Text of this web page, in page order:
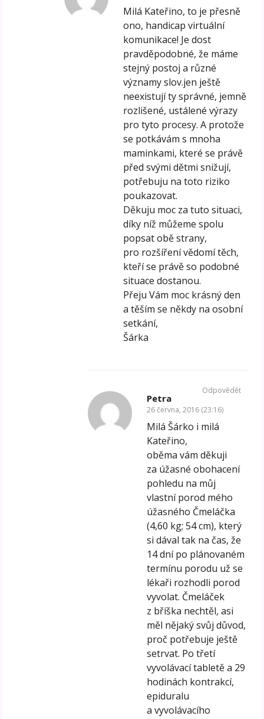
Milá Kateřino, to je přesně
ono, handicap virtuální
komunikace! Je dost
pravděpodobné, že máme
stejný postoj a různé
významy slov.jen ještě
neexistují ty správné, jemně
rozlišené, ustálené výrazy
pro tyto procesy. A protože
se potkávám s mnoha
maminkami, které se právě
před svými dětmi snižují,
potřebuju na toto riziko
poukazovat.
Děkuju moc za tuto situaci,
díky níž můžeme spolu
popsat obě strany,
pro rozšíření vědomí těch,
kteří se právě so podobné
situace dostanou.
Přeju Vám moc krásný den
a těším se někdy na osobní
setkání,
Šárka
Petra
26 června, 2016 (23:16)
Milá Šárko i milá
Kateřino,
oběma vám děkuji
za úžasné obohacení
pohledu na můj
vlastní porod mého
úžasného Čmeláčka
(4,60 kg; 54 cm), který
si dával tak na čas, že
14 dní po plánovaném
termínu porodu už se
lékaři rozhodli porod
vyvolat. Čmeláček
z bříška nechtěl, asi
měl nějaký svůj důvod,
proč potřebuje ještě
setrvat. Po třetí
vyvolávací tabletě a 29
hodinách kontrakcí,
epiduralu
a vyvolávacího
Odpovědět